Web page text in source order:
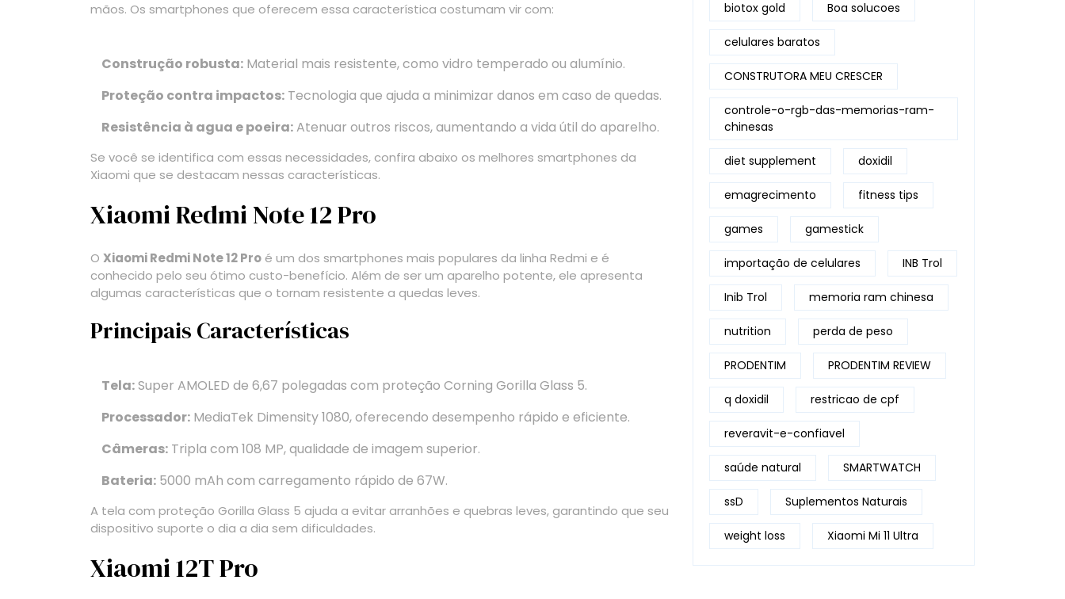
mãos. Os smartphones que oferecem essa característica costumam vir com:
Construção robusta: Material mais resistente, como vidro temperado ou alumínio.
Proteção contra impactos: Tecnologia que ajuda a minimizar danos em caso de quedas.
Resistência à agua e poeira:Atenuar outros riscos, aumentando a vida útil do aparelho.
Se você se identifica com essas necessidades, confira abaixo os melhores smartphones da
Xiaomi que se destacam nessas características.
Xiaomi Redmi Note 12 Pro
O Xiaomi Redmi Note 12 Pro é um dos smartphones mais populares da linha Redmi e é
conhecido pelo seu ótimo custo-benefício. Além de ser um aparelho potente, ele apresenta
algumas características que o tornam resistente a quedas leves.
Principais Características
Tela:Super AMOLED de 6,67 polegadas com proteção Corning Gorilla Glass 5.
Processador: MediaTek Dimensity 1080, oferecendo desempenho rápido e eficiente.
Câmeras: Tripla com 108 MP, qualidade de imagem superior.
Bateria: 5000 mAh com carregamento rápido de 67W.
A tela com proteção Gorilla Glass 5 ajuda a evitar arranhões e quebras leves, garantindo que seu
dispositivo suporte o dia a dia sem dificuldades.
Xiaomi 12T Pro
biotox gold Boa solucoes
celulares baratos
CONSTRUTORA MEU CRESCER
controle-o-rgb-das-memorias-ram-
chinesas
diet supplement doxidil
emagrecimento fitness tips
games gamestick
importação de celulares INB Trol
Inib Trol memoria ram chinesa
nutrition perda de peso
PRODENTIM PRODENTIM REVIEW
q doxidil restricao de cpf
reveravit-e-confiavel
saúde natural SMARTWATCH
ssD Suplementos Naturais
weight loss Xiaomi Mi 11 Ultra